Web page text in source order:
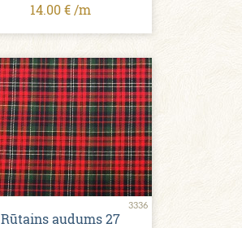
14.00 € /m
3336
Rūtains audums 27